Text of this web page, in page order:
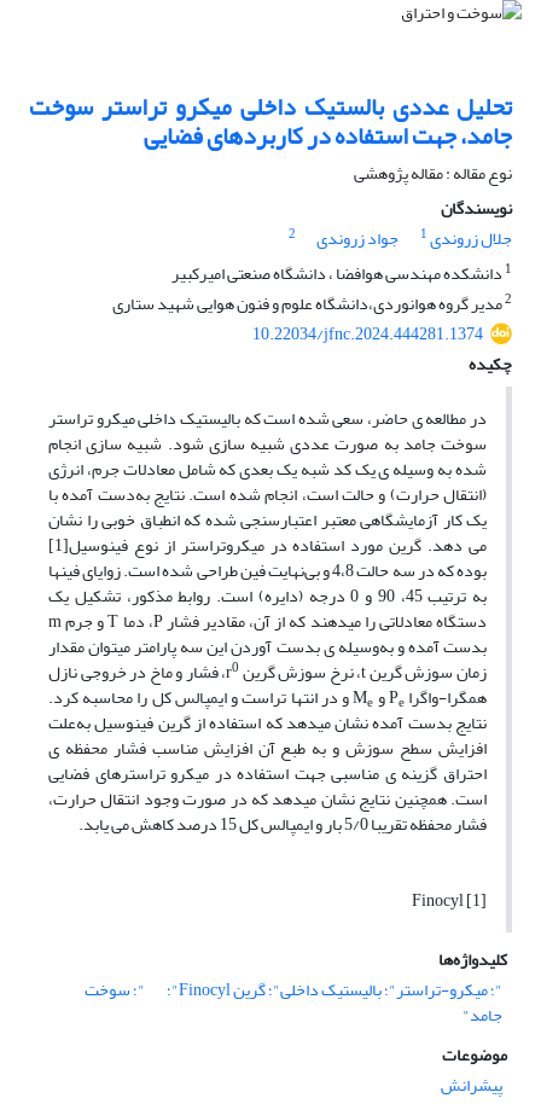
تحلیل عددی بالستیک داخلی میکرو تراستر سوخت
جامد، جهت استفاده در کاربردهای فضایی
نوع مقاله : مقاله پژوهشی
نویسندگان
جلال زروندی1 جواد زروندی
2
1 دانشکده مهندسی هوافضا ، دانشگاه صنعتی امیرکبیر
2مدیر گروه هوانوردی،دانشگاه علوم و فنون هوایی شهید ستاری
10.22034/jfnc.2024.444281.1374
چکیده
در مطالعه­ ی حاضر، سعی شده است که بالیستیک داخلی میکرو تراستر
سوخت جامد به صورت عددی شبیه­ سازی شود. شبیه سازی انجام
شده به وسیله­ ی یک کد شبه یک بعدی که شامل معادلات جرم، انرژی
(انتقال حرارت) و حالت است، انجام شده است. نتایج به‌دست آمده با
یک کار آزمایشگاهی معتبر اعتبارسنجی شده که انطباق خوبی را نشان
می ­دهد. گرین مورد استفاده در میکروتراستر از نوع فینوسیل[1]
بوده که در سه حالت 4،8 و بی‌نهایت فین طراحی شده است. زوایای فین­ها
به ترتیب 45، 90 و 0 درجه (دایره) است. روابط مذکور، تشکیل یک
دستگاه معادلاتی را می­دهند که از آن، مقادیر فشار P‌، دما T و جرم m
بدست آمده و به‌وسیله­ ی بدست آوردن این سه پارامتر می­توان مقدار
زمان سوزش گرین t‌، نرخ سوزش گرین r 0 ‌، فشار و ماخ در خروجی نازل
همگرا-واگرا Pe و M e و در انتها تراست و ایمپالس کل را محاسبه کرد.
نتایج بدست آمده نشان می­دهد که استفاده از گرین فینوسیل به‌علت
افزایش سطح سوزش و به طبع آن افزایش مناسب فشار محفظه­ ی
احتراق گزینه­ ی مناسبی جهت استفاده در میکرو تراسترهای فضایی
است. همچنین نتایج نشان می­دهد که در صورت وجود انتقال حرارت،
فشار محفظه تقریبا 5/0 بار و ایمپالس کل 15 درصد کاهش می­ یابد.
[1] Finocyl
کلیدواژه‌ها
"؛ میکرو-تراستر"؛ بالیستیک داخلی"؛ گرین Finocyl"؛
"؛ سوخت
جامد"
موضوعات
پیشرانش